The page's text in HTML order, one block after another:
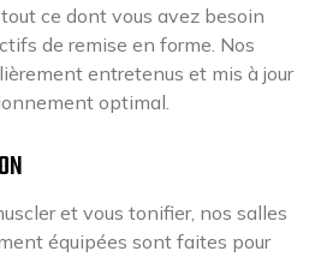
ce dont vous avez besoin
de remise en forme. Nos
entretenus et mis à jour
optimal.
et vous tonifier, nos salles
équipées sont faites pour